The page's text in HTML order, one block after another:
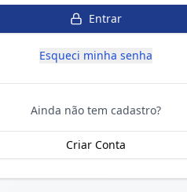
Entrar
Esqueci minha senha
Ainda não tem cadastro?
Criar Conta